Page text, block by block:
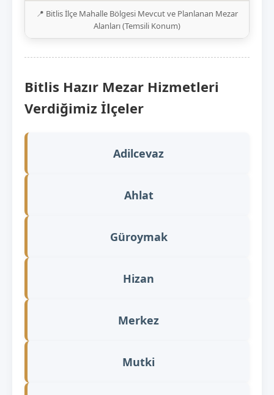
📍 Bitlis İlçe Mahalle Bölgesi Mevcut ve Planlanan Mezar
Alanları (Temsili Konum)
Bitlis Hazır Mezar Hizmetleri
Verdiğimiz İlçeler
Adilcevaz
Ahlat
Güroymak
Hizan
Merkez
Mutki